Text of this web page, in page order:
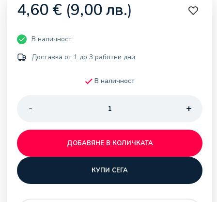
4,60 € (9,00лв.)
В наличност
Доставка от 1 до 3 работни дни
В наличност
ДОБАВЯНЕ В КОЛИЧКАТА
КУПИ СЕГА